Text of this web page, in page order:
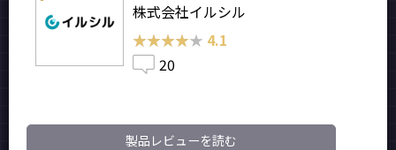
株式会社イルシル
★★★★★
★★★★★ 4.1
20
製品レビューを読む